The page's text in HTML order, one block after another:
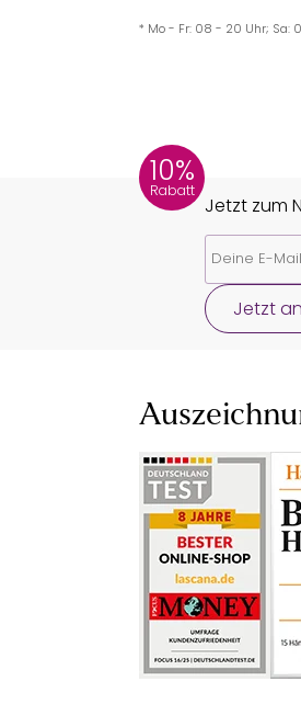
* Mo - Fr: 08 - 20 Uhr; Sa:
10%
Rabatt
Jetzt zum
Jetzt